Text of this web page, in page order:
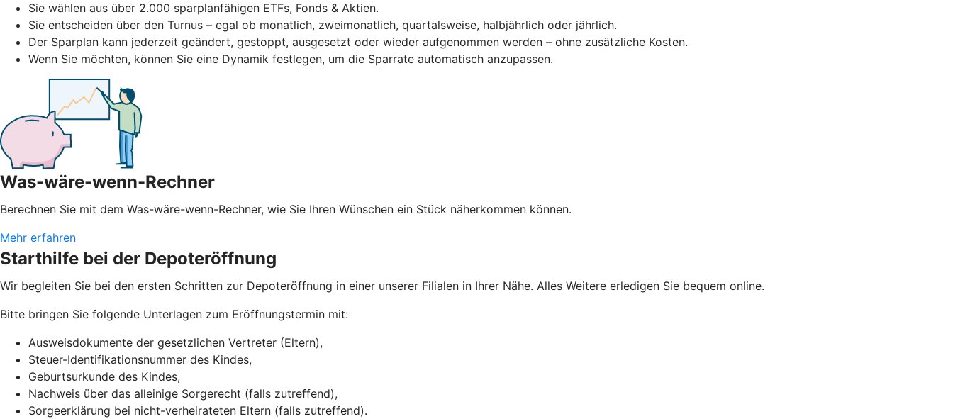
Sie wählen aus über 2.000 sparplanfähigen ETFs, Fonds & Aktien.
Sie entscheiden über den Turnus – egal ob monatlich, zweimonatlich, quartalsweise, halbjährlich oder jährlich.
Der Sparplan kann jederzeit geändert, gestoppt, ausgesetzt oder wieder aufgenommen werden – ohne zusätzliche Kosten.
Wenn Sie möchten, können Sie eine Dynamik festlegen, um die Sparrate automatisch anzupassen.
Was-wäre-wenn-Rechner
Berechnen Sie mit dem Was-wäre-wenn-Rechner, wie Sie Ihren Wünschen ein Stück näherkommen können.
Mehr erfahren
Starthilfe bei der Depoteröffnung
Wir begleiten Sie bei den ersten Schritten zur Depoteröffnung in einer unserer Filialen in Ihrer Nähe. Alles Weitere erledigen Sie bequem online.
Bitte bringen Sie folgende Unterlagen zum Eröffnungstermin mit:
Ausweisdokumente der gesetzlichen Vertreter (Eltern),
Steuer-Identifikationsnummer des Kindes,
Geburtsurkunde des Kindes,
Nachweis über das alleinige Sorgerecht (falls zutreffend),
Sorgeerklärung bei nicht-verheirateten Eltern (falls zutreffend).